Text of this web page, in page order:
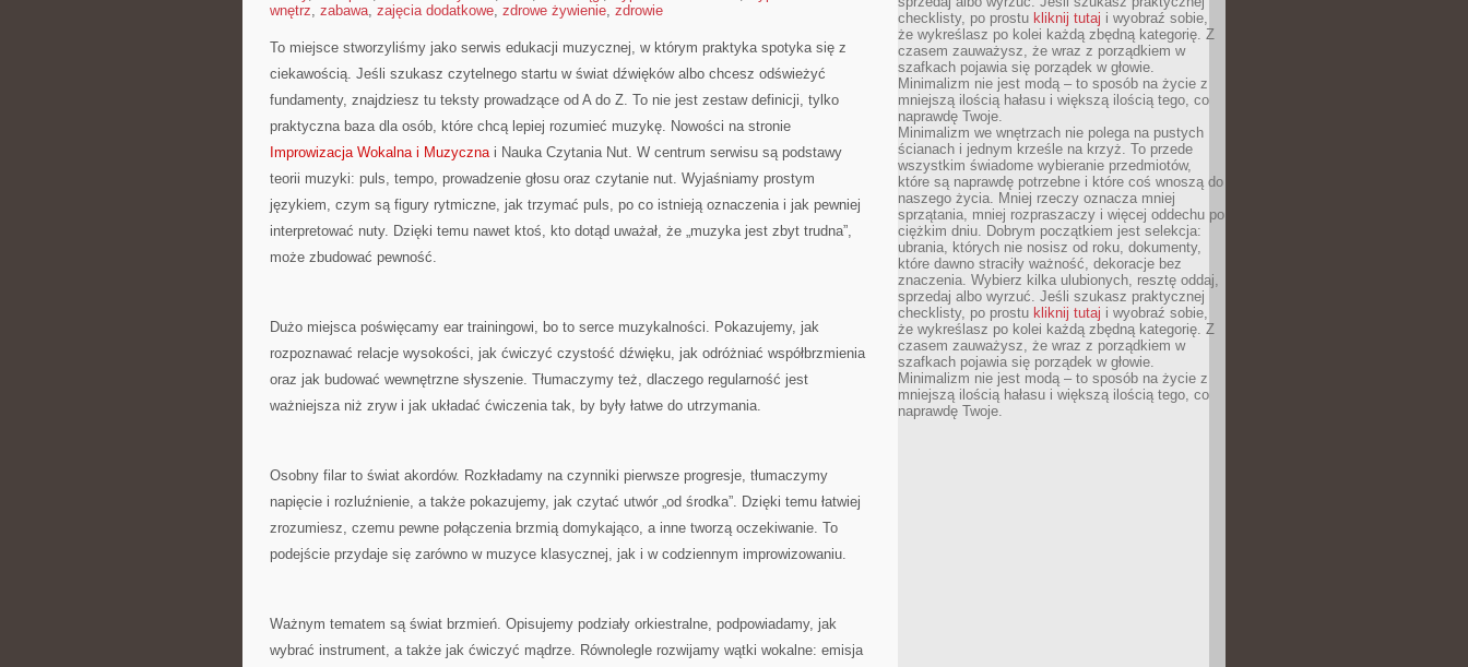
wnętrz, zabawa, zajęcia dodatkowe, zdrowe żywienie, zdrowie
To miejsce stworzyliśmy jako serwis edukacji muzycznej, w którym praktyka spotyka się z
ciekawością. Jeśli szukasz czytelnego startu w świat dźwięków albo chcesz odświeżyć
fundamenty, znajdziesz tu teksty prowadzące od A do Z. To nie jest zestaw definicji, tylko
praktyczna baza dla osób, które chcą lepiej rozumieć muzykę. Nowości na stronie
Improwizacja Wokalna i Muzycznai Nauka Czytania Nut. W centrum serwisu są podstawy
teorii muzyki: puls, tempo, prowadzenie głosu oraz czytanie nut. Wyjaśniamy prostym
językiem, czym są figury rytmiczne, jak trzymać puls, po co istnieją oznaczenia i jak pewniej
interpretować nuty. Dzięki temu nawet ktoś, kto dotąd uważał, że „muzyka jest zbyt trudna”,
może zbudować pewność.
Dużo miejsca poświęcamy ear trainingowi, bo to serce muzykalności. Pokazujemy, jak
rozpoznawać relacje wysokości, jak ćwiczyć czystość dźwięku, jak odróżniać współbrzmienia
oraz jak budować wewnętrzne słyszenie. Tłumaczymy też, dlaczego regularność jest
ważniejsza niż zryw i jak układać ćwiczenia tak, by były łatwe do utrzymania.
Osobny filar to świat akordów. Rozkładamy na czynniki pierwsze progresje, tłumaczymy
napięcie i rozluźnienie, a także pokazujemy, jak czytać utwór „od środka”. Dzięki temu łatwiej
zrozumiesz, czemu pewne połączenia brzmią domykająco, a inne tworzą oczekiwanie. To
podejście przydaje się zarówno w muzyce klasycznej, jak i w codziennym improwizowaniu.
Ważnym tematem są świat brzmień. Opisujemy podziały orkiestralne, podpowiadamy, jak
wybrać instrument, a także jak ćwiczyć mądrze. Równolegle rozwijamy wątki wokalne: emisja
checklisty, po prostu kliknij tutaj i wyobraź sobie,
że wykreślasz po kolei każdą zbędną kategorię. Z
czasem zauważysz, że wraz z porządkiem w
szafkach pojawia się porządek w głowie.
Minimalizm nie jest modą – to sposób na życie z
mniejszą ilością hałasu i większą ilością tego, co
naprawdę Twoje.
Minimalizm we wnętrzach nie polega na pustych
ścianach i jednym krześle na krzyż. To przede
wszystkim świadome wybieranie przedmiotów,
które są naprawdę potrzebne i które coś wnoszą do
naszego życia. Mniej rzeczy oznacza mniej
sprzątania, mniej rozpraszaczy i więcej oddechu po
ciężkim dniu. Dobrym początkiem jest selekcja:
ubrania, których nie nosisz od roku, dokumenty,
które dawno straciły ważność, dekoracje bez
znaczenia. Wybierz kilka ulubionych, resztę oddaj,
sprzedaj albo wyrzuć. Jeśli szukasz praktycznej
checklisty, po prostu kliknij tutaj i wyobraź sobie,
że wykreślasz po kolei każdą zbędną kategorię. Z
czasem zauważysz, że wraz z porządkiem w
szafkach pojawia się porządek w głowie.
Minimalizm nie jest modą – to sposób na życie z
mniejszą ilością hałasu i większą ilością tego, co
naprawdę Twoje.